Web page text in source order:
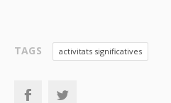
TAGS activitats significatives